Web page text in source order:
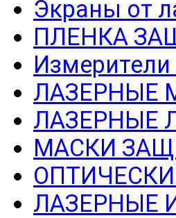
Экраны от
ПЛЕНКА
ЛАЗЕРНЫЕ
ЛАЗЕРНЫЕ
МАСКИ
ЛАЗЕРНЫЕ